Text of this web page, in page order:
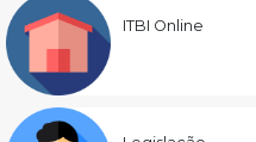
ITBI Online